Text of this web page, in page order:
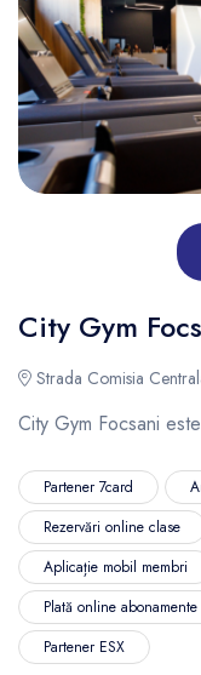
City Gym
Strada Comisia
City Gym Focsani
Partener 7card
Rezervări online clase
Aplicație mobil membri
Plată online abonamente
Partener ESX